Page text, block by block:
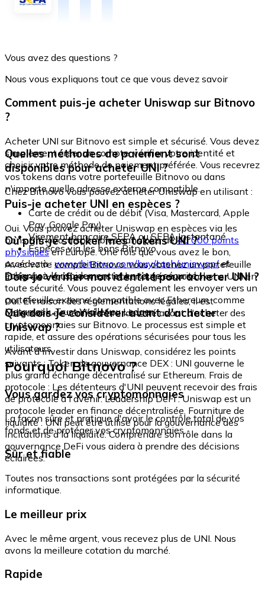
Vous avez des questions ?
Nous vous expliquons tout ce que vous devez savoir
Comment puis-je acheter Uniswap sur Bitnovo
?
Acheter UNI sur Bitnovo est simple et sécurisé. Vous devez
simplement créer un compte, vérifier votre identité et
choisir votre méthode de paiement préférée. Vous recevrez
vos tokens dans votre portefeuille Bitnovo ou dans
n'importe quelle adresse externe compatible.
Quelles méthodes de paiement sont
disponibles pour acheter UNI ?
Chez Bitnovo vous pouvez acheter Uniswap en utilisant :
Carte de crédit ou de débit (Visa, Mastercard, Apple
Pay, Google Pay)
Virement bancaire SEPA ou SEPA Instantané
Espèces via les bons Bitnovo
Puis-je acheter UNI en espèces ?
Oui. Vous pouvez acheter Uniswap en espèces via les
bons Bitnovo, disponibles dans plus de40 000 points
physiquesen Europe. Une fois que vous avez le bon,
accédez à : www.bitnovo.com/buy/cash/uniswap/et
échangez-le rapidement et en toute sécurité.
Où puis-je stocker mes tokens UNI ?
Avec votre compte Bitnovo, vous obtenez un portefeuille
intégré où vous pouvez stocker et gérer vos tokens UNI en
toute sécurité. Vous pouvez également les envoyer vers un
portefeuille externe compatible avec Ethereum, comme
Metamask, Trust Wallet ou Ledger.
Dois-je vérifier mon identité pour acheter UNI ?
Oui. En raison des réglementations légales, il est
obligatoire de vérifier votre identité avant d'acheter des
cryptomonnaies sur Bitnovo. Le processus est simple et
rapide, et assure des opérations sécurisées pour tous les
utilisateurs.
Que dois-je considérer avant d'acheter
Uniswap ?
Avant d'investir dans Uniswap, considérez les points
suivants : Token de gouvernance DEX : UNI gouverne le
plus grand échange décentralisé sur Ethereum. Frais de
protocole : Les détenteurs d'UNI peuvent recevoir des frais
de protocole à l'avenir. Leadership DeFi : Uniswap est un
protocole leader en finance décentralisée. Fourniture de
liquidité : UNI peut être utilisé pour la gouvernance des
incitations à la liquidité. Comprendre son rôle dans la
gouvernance DeFi vous aidera à prendre des décisions
éclairées.
Pourquoi Bitnovo ?
Vous gardez vos cryptomonnaies
La façon sûre et pratique d'avoir le contrôle total de vos
fonds et de protéger vos cryptomonnaies.
Sûr et fiable
Toutes nos transactions sont protégées par la sécurité
informatique.
Le meilleur prix
Avec le même argent, vous recevez plus de UNI. Nous
avons la meilleure cotation du marché.
Rapide